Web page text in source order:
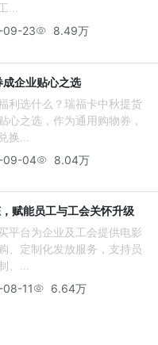
...
09-23
8.49万
企业贴心之选
利选什么？瑞福卡中秋提货
心之选，作为通用购物券，
换...
09-04
8.04万
赋能员工与工会关怀升级
平台为企业及工会提供电影
、定制化发放服务，支持员
、...
11
6.64万